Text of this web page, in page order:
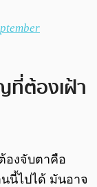
ต้องเฝ้า
องจับตาคือ
นี้ไปได้ มันอาจ